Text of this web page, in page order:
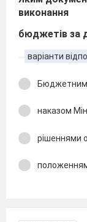
виконання
бюджетів за
варіанти
Бюджетним
наказом
рішеннями